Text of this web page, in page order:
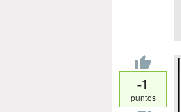
-1
puntos